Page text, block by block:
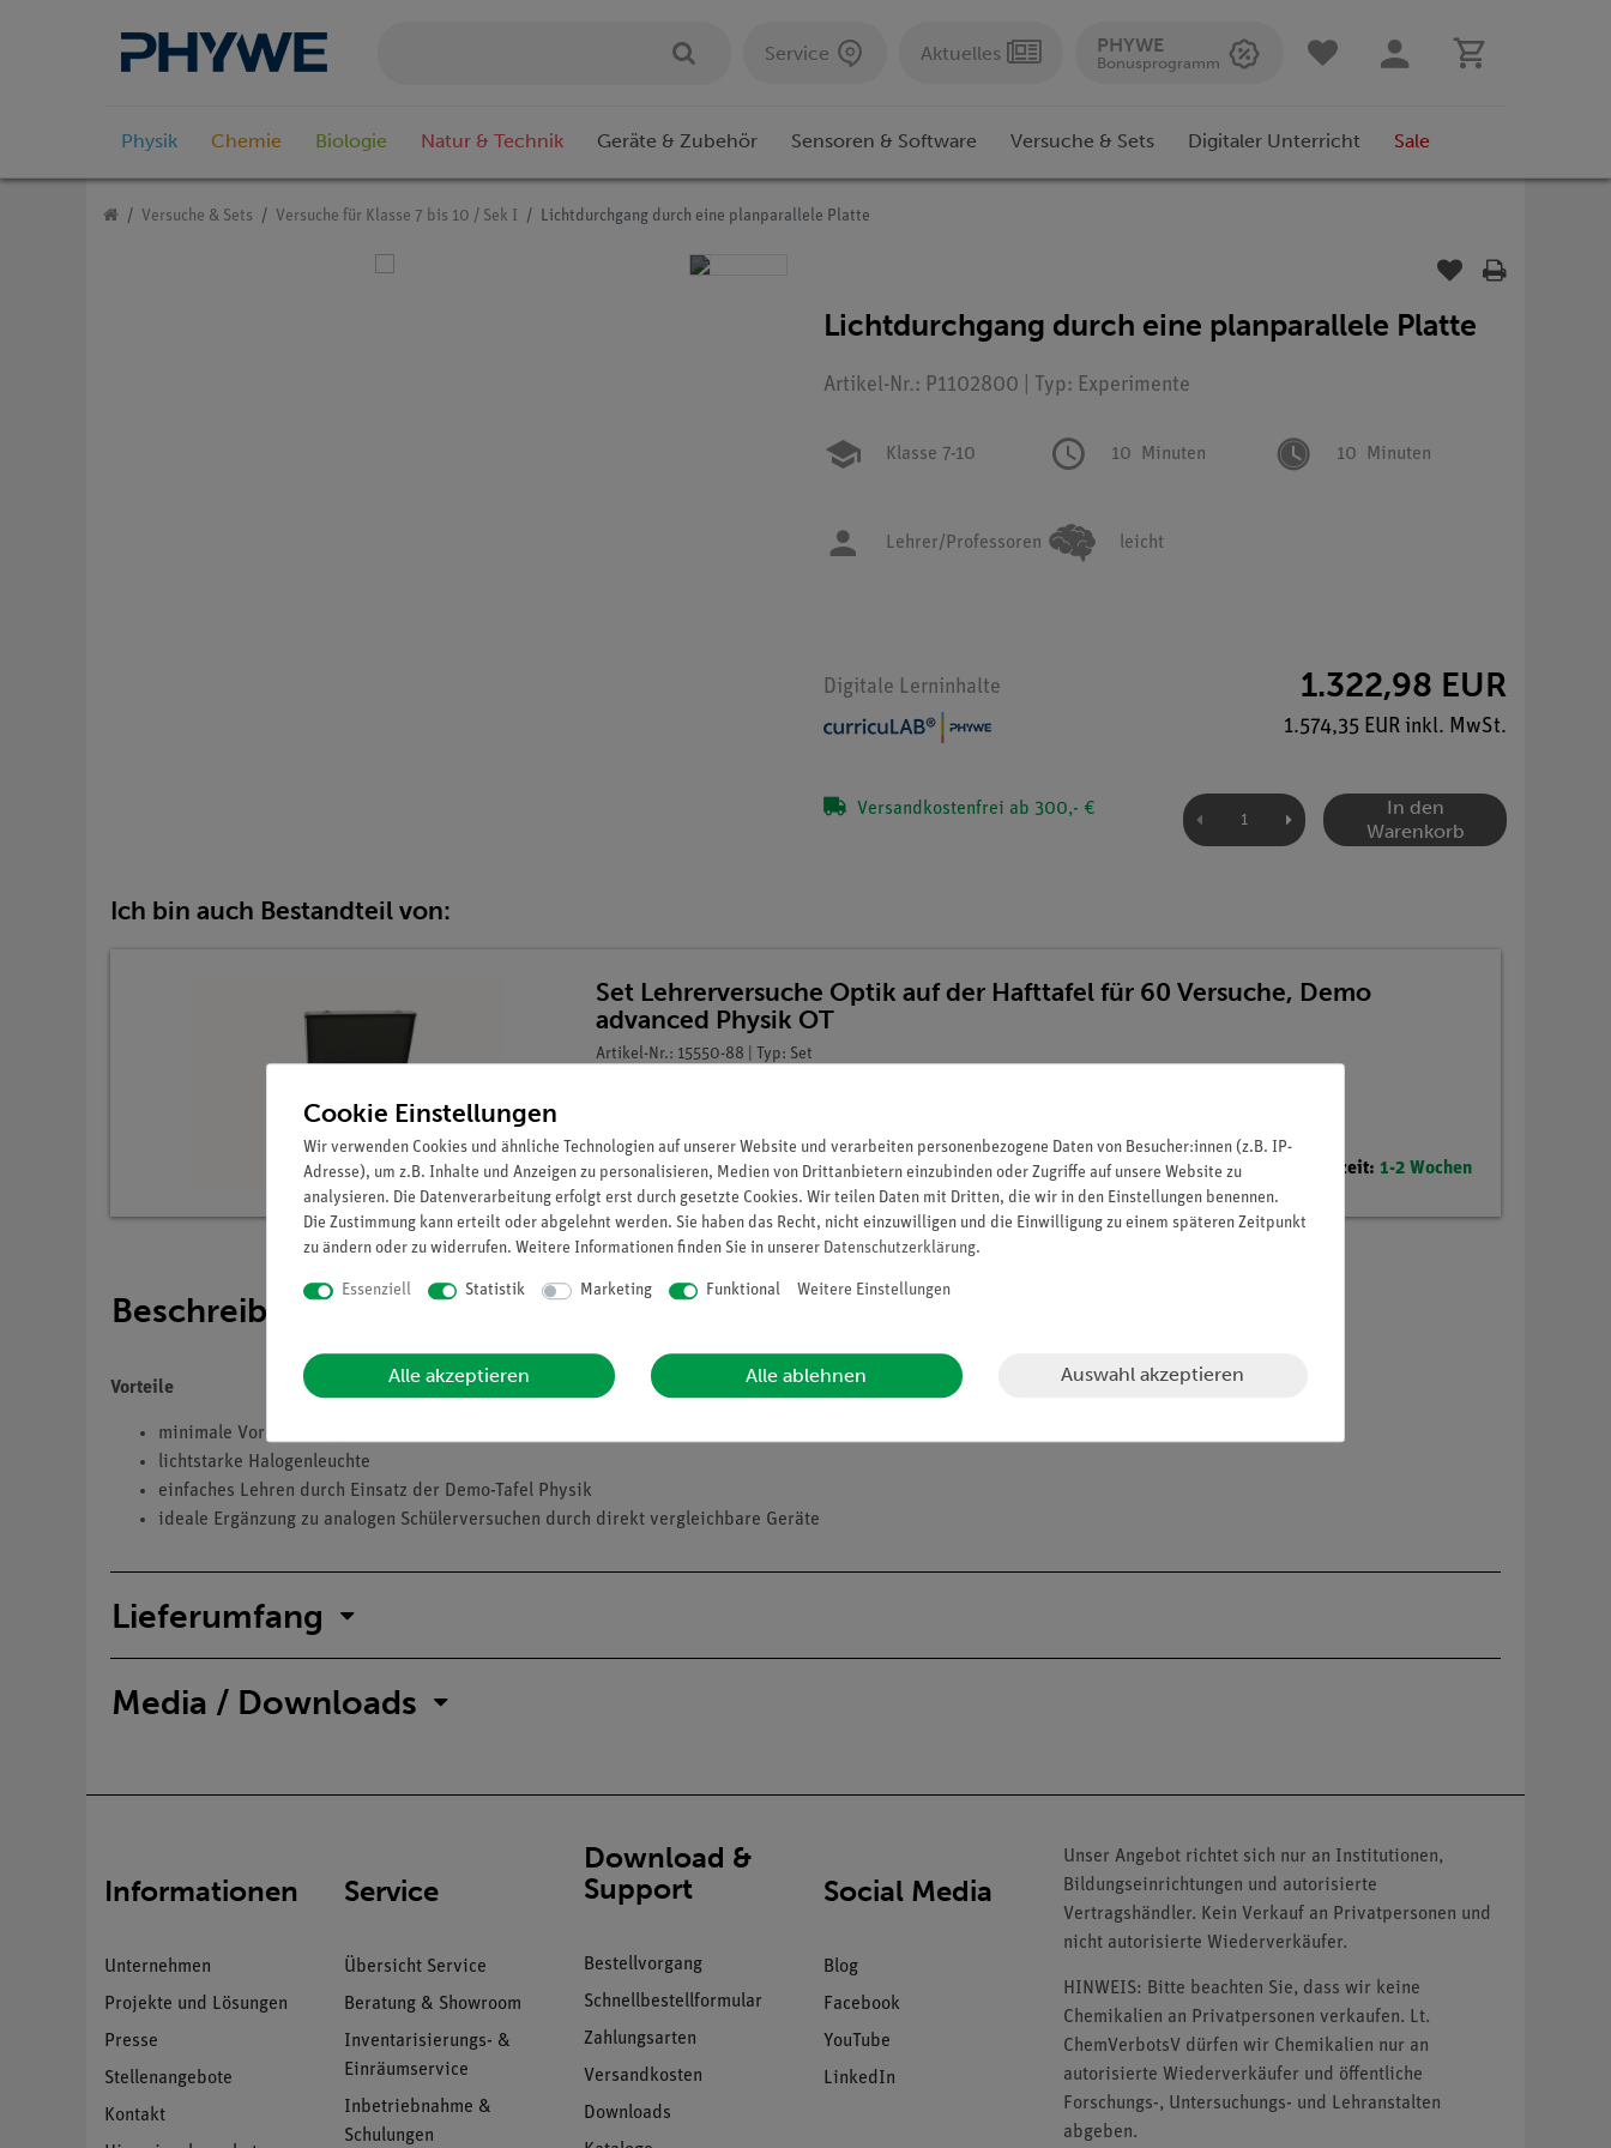
Service Aktuelles PHYWE
Bonusprogramm
Physik Chemie Biologie Natur & Technik Geräte & Zubehör Sensoren & Software Versuche & Sets Digitaler Unterricht Sale
Versuche & Sets Versuche für Klasse 7 bis 10 / Sek I Lichtdurchgang durch eine planparallele Platte
Lichtdurchgang durch eine planparallele Platte
Artikel-Nr.: P1102800 | Typ: Experimente
Klasse 7-10 10 Minuten 10 Minuten
Lehrer/Professoren leicht
Digitale Lerninhalte 1.322,98 EUR
1.574,35 EUR inkl. MwSt.
Versandkostenfrei ab 300,- €
In den
Warenkorb
Ich bin auch Bestandteil von:
Set Lehrerversuche Optik auf der Hafttafel für 60 Versuche, Demo
advanced Physik OT
Artikel-Nr.: 15550-88 | Typ: Set
Lieferzeit: 1-2 Wochen
Beschreibung
Vorteile
minimale Vorbereitungszeit
lichtstarke Halogenleuchte
einfaches Lehren durch Einsatz der Demo-Tafel Physik
ideale Ergänzung zu analogen Schülerversuchen durch direkt vergleichbare Geräte
Lieferumfang
Media / Downloads
Informationen
Unternehmen
Projekte und Lösungen
Presse
Stellenangebote
Kontakt
Service
Übersicht Service
Beratung & Showroom
Inventarisierungs- &
Einräumservice
Inbetriebnahme &
Schulungen
Download &
Support
Bestellvorgang
Schnellbestellformular
Zahlungsarten
Versandkosten
Downloads
Social Media
Blog
Facebook
YouTube
LinkedIn
Unser Angebot richtet sich nur an Institutionen,
Bildungseinrichtungen und autorisierte
Vertragshändler. Kein Verkauf an Privatpersonen und
nicht autorisierte Wiederverkäufer.
HINWEIS: Bitte beachten Sie, dass wir keine
Chemikalien an Privatpersonen verkaufen. Lt.
ChemVerbotsV dürfen wir Chemikalien nur an
autorisierte Wiederverkäufer und öffentliche
Forschungs-, Untersuchungs- und Lehranstalten
abgeben.
Cookie Einstellungen
Wir verwenden Cookies und ähnliche Technologien auf unserer Website und verarbeiten personenbezogene Daten von Besucher:innen (z.B. IP-
Adresse), um z.B. Inhalte und Anzeigen zu personalisieren, Medien von Drittanbietern einzubinden oder Zugriffe auf unsere Website zu
analysieren. Die Datenverarbeitung erfolgt erst durch gesetzte Cookies. Wir teilen Daten mit Dritten, die wir in den Einstellungen benennen.
Die Zustimmung kann erteilt oder abgelehnt werden. Sie haben das Recht, nicht einzuwilligen und die Einwilligung zu einem späteren Zeitpunkt
zu ändern oder zu widerrufen. Weitere Informationen finden Sie in unserer Daten­schutz­erklärung.
Essenziell Statistik Marketing Funktional Weitere Einstellungen
Alle akzeptieren Alle ablehnen Auswahl akzeptieren